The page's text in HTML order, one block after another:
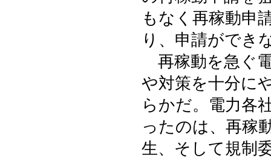
もなく再稼動申
り、申請ができ
再稼動を急ぐ
や対策を十分に
らかだ。電力各
ったのは、再稼
生、そして規制